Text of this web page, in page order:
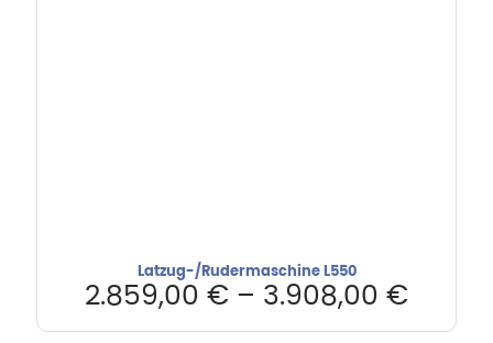
Latzug-/Rudermaschine L550
2.859,00 € – 3.908,00 €